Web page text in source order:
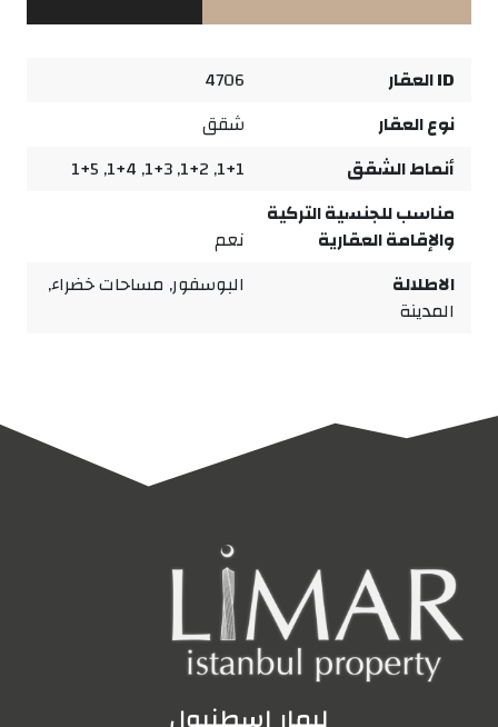
ID العقار
4706
نوع العقار
شقق
أنماط الشقق
1+1, 1+2, 1+3, 1+4, 1+5
مناسب للجنسية التركية
والإقامة العقارية
نعم
الاطلالة
البوسفور, مساحات خضراء,
المدينة
ليمار اسطنبول